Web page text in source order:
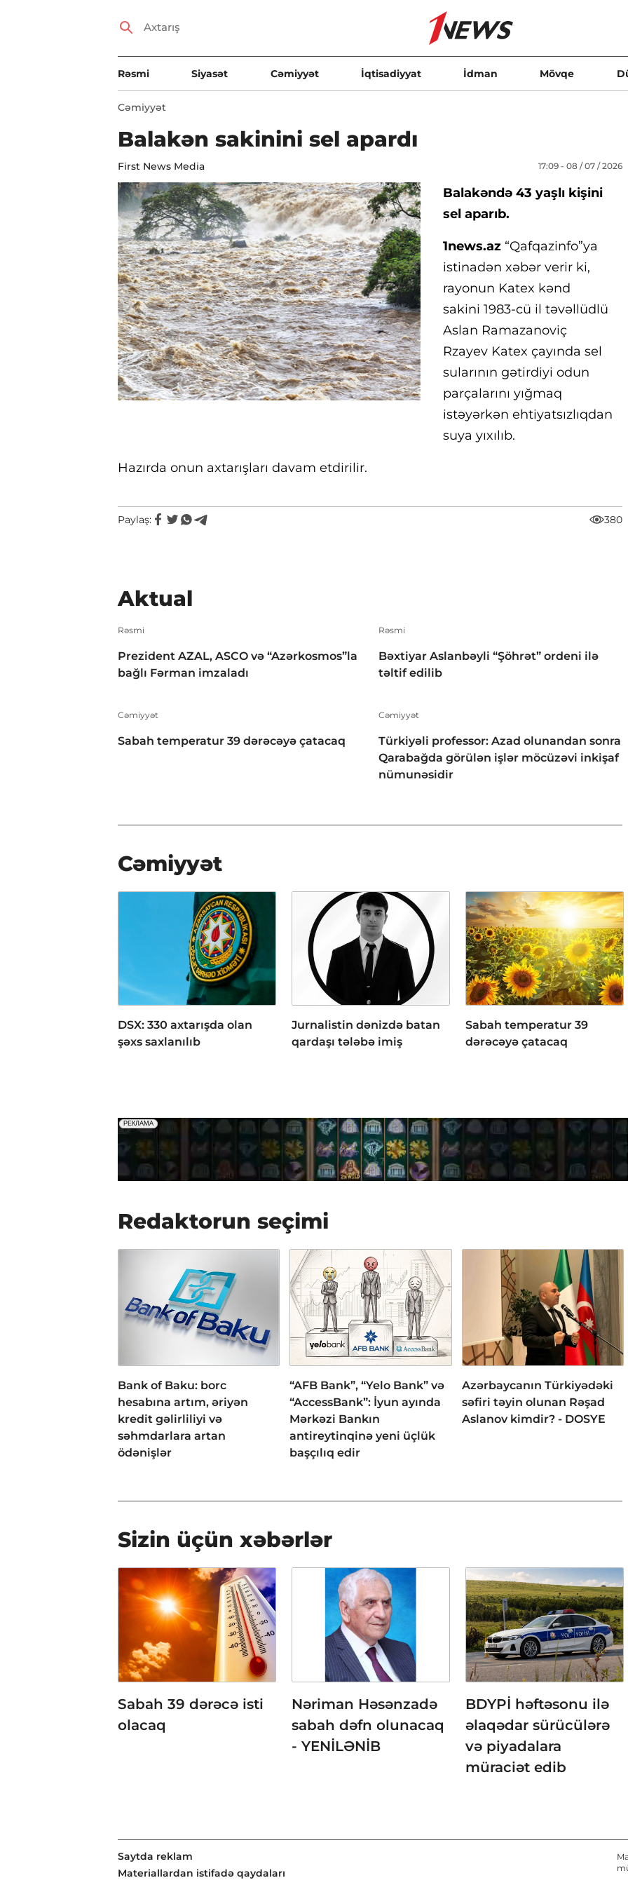
Rəsmi Siyasət Cəmiyyət İqtisadiyyat İdman Mövqe
Cəmiyyət
Balakən sakinini sel apardı
First News Media 17:09 - 08 / 07 / 2026
Balakəndə 43 yaşlı kişini
sel aparıb.
1news.az “Qafqazinfo”ya
istinadən xəbər verir ki,
rayonun Katex kənd
sakini 1983-cü il təvəllüdlü
Aslan Ramazanoviç
Rzayev Katex çayında sel
sularının gətirdiyi odun
parçalarını yığmaq
istəyərkən ehtiyatsızlıqdan
suya yıxılıb.
Hazırda onun axtarışları davam etdirilir.
Paylaş: 380
Aktual
Rəsmi
Prezident AZAL, ASCO və “Azərkosmos”la
bağlı Fərman imzaladı
Rəsmi
Bəxtiyar Aslanbəyli “Şöhrət” ordeni ilə
təltif edilib
Cəmiyyət
Sabah temperatur 39 dərəcəyə çatacaq
Cəmiyyət
Türkiyəli professor: Azad olunandan sonra
Qarabağda görülən işlər möcüzəvi inkişaf
nümunəsidir
Cəmiyyət
DSX: 330 axtarışda olan
şəxs saxlanılıb
Jurnalistin dənizdə batan
qardaşı tələbə imiş
Sabah temperatur 39
dərəcəyə çatacaq
Redaktorun seçimi
Bank of Baku: borc
hesabına artım, əriyən
kredit gəlirliliyi və
səhmdarlara artan
ödənişlər
“AFB Bank”, “Yelo Bank” və
“AccessBank”: İyun ayında
Mərkəzi Bankın
antireytinqinə yeni üçlük
başçılıq edir
Azərbaycanın Türkiyədəki
səfiri təyin olunan Rəşad
Aslanov kimdir? - DOSYE
Sizin üçün xəbərlər
Sabah 39 dərəcə isti
olacaq
Nəriman Həsənzadə
sabah dəfn olunacaq
- YENİLƏNİB
BDYPİ həftəsonu ilə
əlaqədar sürücülərə
və piyadalara
müraciət edib
Saytda reklam
Materiallardan istifadə qaydaları